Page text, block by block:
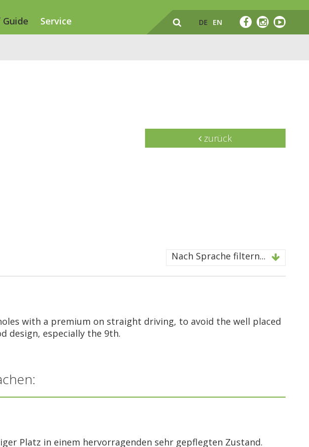
Guide Service DE EN
zurück
Nach Sprache filtern...
with a premium on straight driving, to avoid the well placed
design, especially the 9th.
Platz in einem hervorragenden sehr gepflegten Zustand.